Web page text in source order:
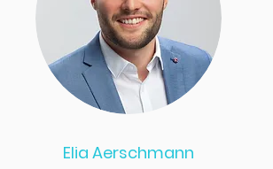
Elia Aerschmann